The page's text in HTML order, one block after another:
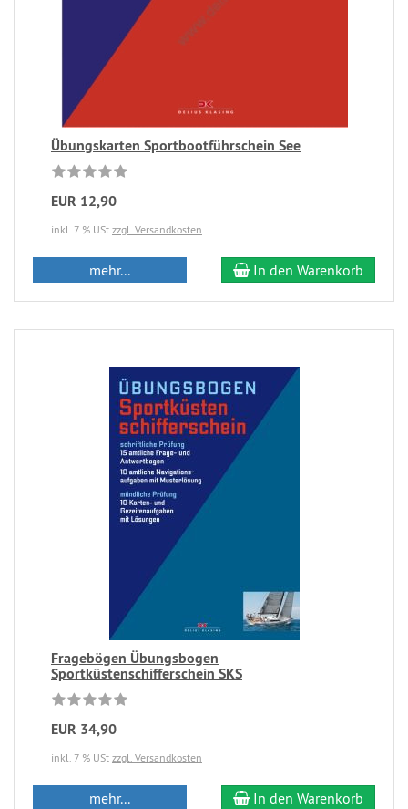
Übungskarten Sportbootführschein See
EUR 12,90
inkl. 7 % USt zzgl. Versandkosten
mehr... In den Warenkorb
Fragebögen Übungsbogen
Sportküstenschifferschein SKS
EUR 34,90
inkl. 7 % USt zzgl. Versandkosten
mehr... In den Warenkorb